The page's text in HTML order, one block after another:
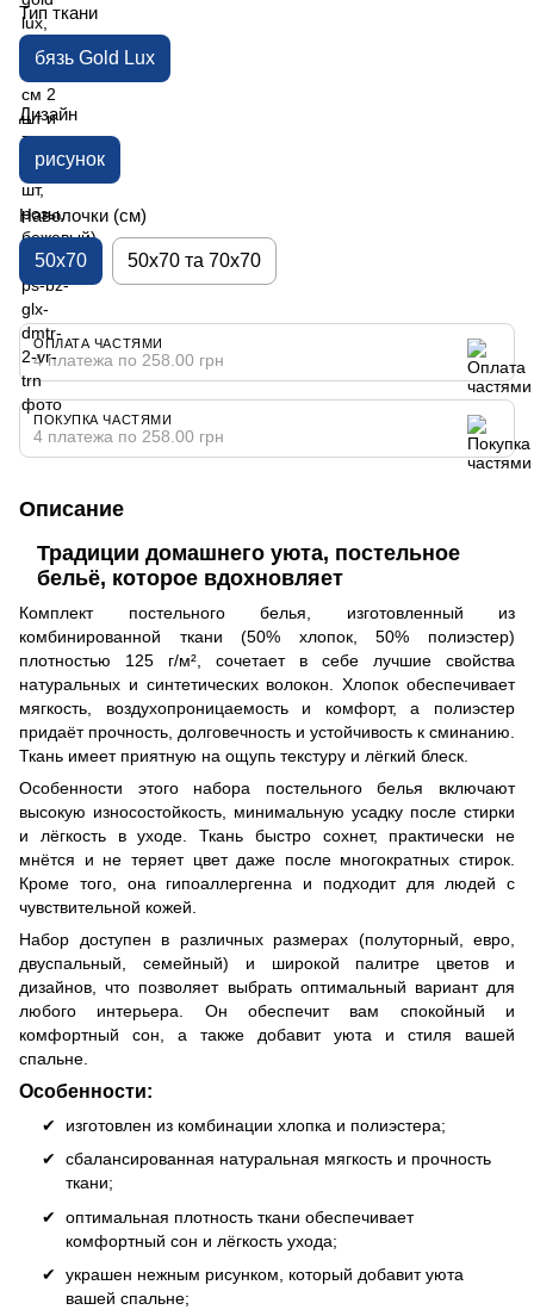
Тип ткани
бязь Gold Lux
Дизайн
рисунок
Наволочки (см)
50х70 50х70 та 70х70
ОПЛАТА ЧАСТЯМИ
4 платежа по 258.00 грн
ПОКУПКА ЧАСТЯМИ
4 платежа по 258.00 грн
Описание
Традиции домашнего уюта, постельное
бельё, которое вдохновляет
Комплект постельного белья, изготовленный из
комбинированной ткани (50% хлопок, 50% полиэстер)
плотностью 125 г/м², сочетает в себе лучшие свойства
натуральных и синтетических волокон. Хлопок обеспечивает
мягкость, воздухопроницаемость и комфорт, а полиэстер
придаёт прочность, долговечность и устойчивость к сминанию.
Ткань имеет приятную на ощупь текстуру и лёгкий блеск.
Особенности этого набора постельного белья включают
высокую износостойкость, минимальную усадку после стирки
и лёгкость в уходе. Ткань быстро сохнет, практически не
мнётся и не теряет цвет даже после многократных стирок.
Кроме того, она гипоаллергенна и подходит для людей с
чувствительной кожей.
Набор доступен в различных размерах (полуторный, евро,
двуспальный, семейный) и широкой палитре цветов и
дизайнов, что позволяет выбрать оптимальный вариант для
любого интерьера. Он обеспечит вам спокойный и
комфортный сон, а также добавит уюта и стиля вашей
спальне.
Особенности:
изготовлен из комбинации хлопка и полиэстера;
сбалансированная натуральная мягкость и прочность
ткани;
оптимальная плотность ткани обеспечивает
комфортный сон и лёгкость ухода;
украшен нежным рисунком, который добавит уюта
вашей спальне;